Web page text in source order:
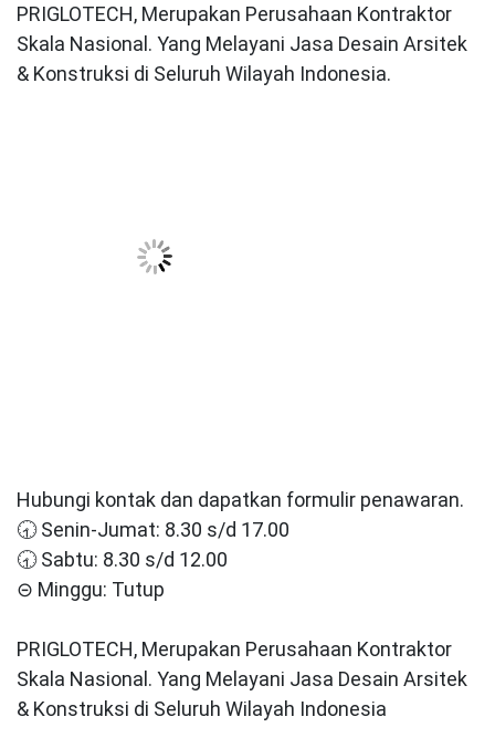
PRIGLOTECH, Merupakan Perusahaan Kontraktor
Skala Nasional. Yang Melayani Jasa Desain Arsitek
& Konstruksi di Seluruh Wilayah Indonesia.
Hubungi kontak dan dapatkan formulir penawaran.
🕣 Senin-Jumat: 8.30 s/d 17.00
🕣 Sabtu: 8.30 s/d 12.00
⊝ Minggu: Tutup
PRIGLOTECH, Merupakan Perusahaan Kontraktor
Skala Nasional. Yang Melayani Jasa Desain Arsitek
& Konstruksi di Seluruh Wilayah Indonesia